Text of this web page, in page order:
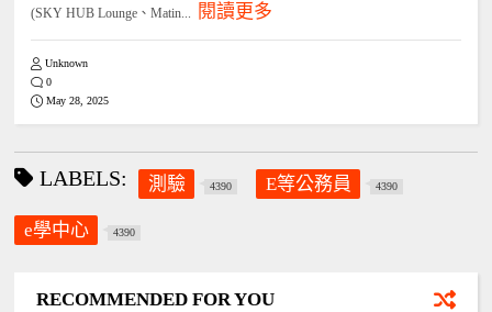
(SKY HUB Lounge、Matin...
閱讀更多
Unknown
0
May 28, 2025
LABELS: 測驗 4390 E等公務員 4390
e學中心 4390
RECOMMENDED FOR YOU